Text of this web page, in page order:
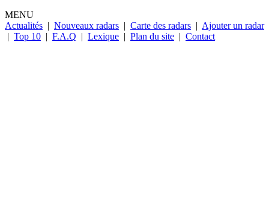
MENU
Actualités | Nouveaux radars | Carte des radars | Ajouter un radar
| Top 10 | F.A.Q | Lexique | Plan du site | Contact